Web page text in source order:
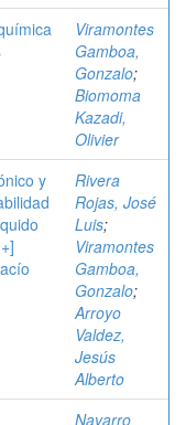
Viramontes
Gamboa,
Gonzalo;
Biomoma
Kazadi,
Olivier
y
Rivera
Rojas, José
Luis;
Viramontes
Gamboa,
Gonzalo;
Arroyo
Valdez,
Jesús
Alberto
Navarro